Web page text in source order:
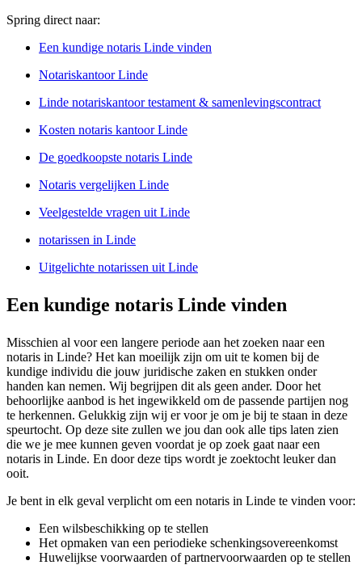
Spring direct naar:
Een kundige notaris Linde vinden
Notariskantoor Linde
Linde notariskantoor testament & samenlevingscontract
Kosten notaris kantoor Linde
De goedkoopste notaris Linde
Notaris vergelijken Linde
Veelgestelde vragen uit Linde
notarissen in Linde
Uitgelichte notarissen uit Linde
Een kundige notaris Linde vinden
Misschien al voor een langere periode aan het zoeken naar een
notaris in Linde? Het kan moeilijk zijn om uit te komen bij de
kundige individu die jouw juridische zaken en stukken onder
handen kan nemen. Wij begrijpen dit als geen ander. Door het
behoorlijke aanbod is het ingewikkeld om de passende partijen nog
te herkennen. Gelukkig zijn wij er voor je om je bij te staan in deze
speurtocht. Op deze site zullen we jou dan ook alle tips laten zien
die we je mee kunnen geven voordat je op zoek gaat naar een
notaris in Linde. En door deze tips wordt je zoektocht leuker dan
ooit.
Je bent in elk geval verplicht om een notaris in Linde te vinden voor:
Een wilsbeschikking op te stellen
Het opmaken van een periodieke schenkingsovereenkomst
Huwelijkse voorwaarden of partnervoorwaarden op te stellen